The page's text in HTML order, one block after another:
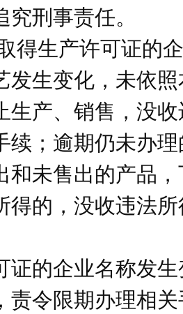
刑事责任。
得生产许可证的
发生变化，未依
生产、销售，没
续；逾期仍未办
和未售出的产品
得的，没收违法
证的企业名称发
责令限期办理相